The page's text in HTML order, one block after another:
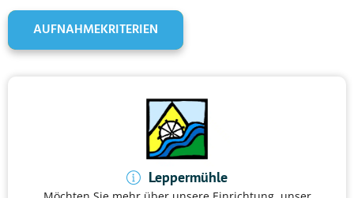
AUFNAHMEKRITERIEN
Leppermühle